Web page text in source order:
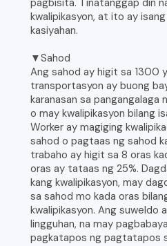
pagbisita. Tinatanggap din
kwalipikasyon, at ito ay
kasiyahan.
▼Sahod
Ang sahod ay higit sa 1300
transportasyon ay buong
karanasan sa
o may kwalipikasyon bilang
Worker ay magiging
sahod o pagtaas ng sahod
trabaho ay higit sa 8 oras
oras ay tataas ng 25%.
kang kwalipikasyon, may
sa sahod mo kada oras
kwalipikasyon. Ang suweldo
lingguhan, na may
pagkatapos ng pagtatapos